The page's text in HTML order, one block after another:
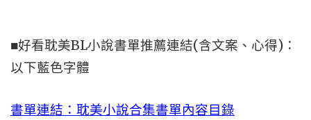
■好看耽美BL小說書單推薦連結(含文案、心得)：
以下藍色字體
書單連結：耽美小說合集書單內容目錄